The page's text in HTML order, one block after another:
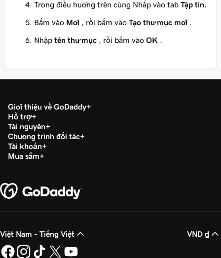
Trong điều hướng trên cùng Nhấp vào tab Tập tin.
Bấm vào Mới , rồi bấm vào Tạo thư mục mới
Nhập tên thư mục , rồi bấm vào OK
Giới thiệu về GoDaddy
Hỗ trợ
Tài nguyên
Chương trình đối tác
Tài khoản
Mua sắm
Việt Nam - Tiếng Việt VND ₫